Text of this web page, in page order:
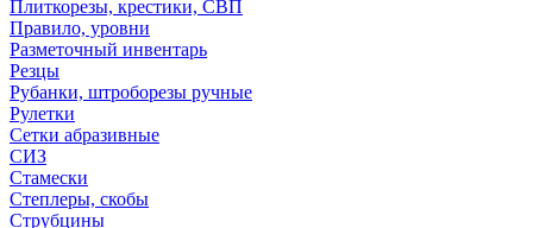
Плиткорезы, крестики, СВП
Правило, уровни
Разметочный инвентарь
Резцы
Рубанки, штроборезы ручные
Рулетки
Сетки абразивные
СИЗ
Стамески
Степлеры, скобы
Струбцины